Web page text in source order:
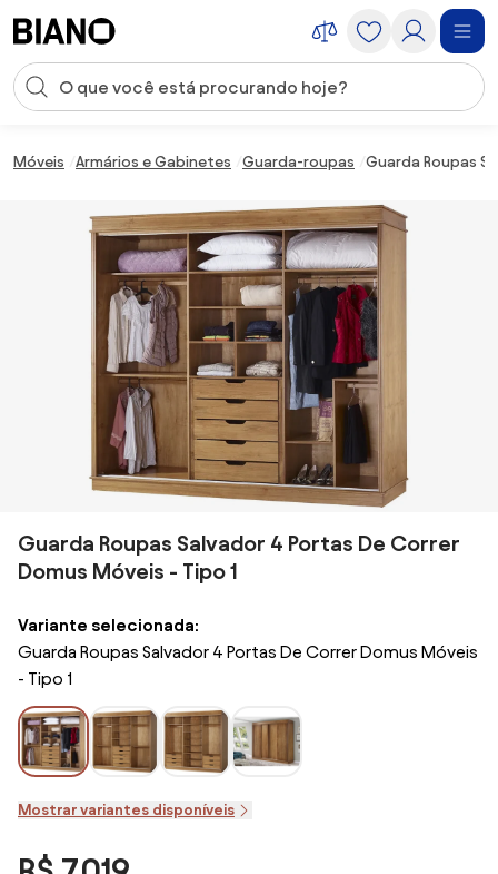
Entrada de pesquisa
Móveis Armários e Gabinetes Guarda-roupas Guarda Roupas
Guarda Roupas Salvador 4 Portas De Correr
Domus Móveis - Tipo 1
Variante selecionada:
Guarda Roupas Salvador 4 Portas De Correr Domus Móveis
- Tipo 1
Mostrar variantes disponíveis